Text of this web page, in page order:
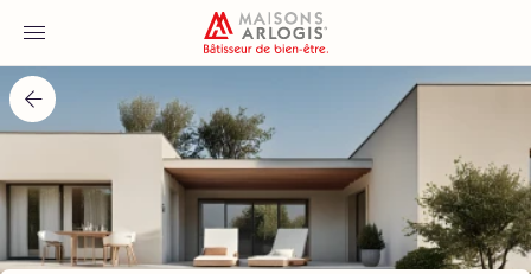
Accueil
Nos maisons
Nos annonces